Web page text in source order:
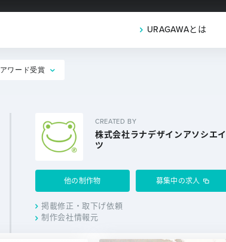
URAGAWAとは
アワード受賞
CREATED BY
株式会社ラナデザインアソシエイ
ツ
他の制作物 募集中の求人
掲載修正・取下げ依頼
制作会社情報元